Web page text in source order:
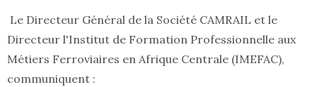
Le Directeur Général de la Société CAMRAIL et le
Directeur l'Institut de Formation Professionnelle aux
Métiers Ferroviaires en Afrique Centrale (IMEFAC),
communiquent :